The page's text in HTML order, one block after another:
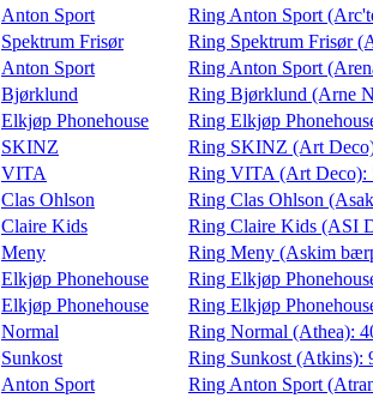
Anton Sport Ring Anton Sport
Spektrum Frisør Ring Spektrum Frisør
Anton Sport Ring Anton Sport
Bjørklund Ring Bjørklund (Arne
Elkjøp Phonehouse Ring Elkjøp
SKINZ Ring SKINZ (Art
VITA
Ring VITA (Art Deco):
Clas Ohlson Ring Clas Ohlson
Claire Kids Ring Claire Kids (ASI
Meny Ring Meny (Askim
Elkjøp Phonehouse Ring Elkjøp
Elkjøp Phonehouse Ring Elkjøp
Normal Ring Normal (Athea):
Sunkost Ring Sunkost (Atkins):
Anton Sport Ring Anton Sport